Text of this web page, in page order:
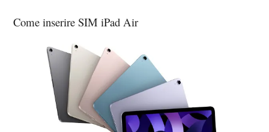
Come inserire SIM iPad Air